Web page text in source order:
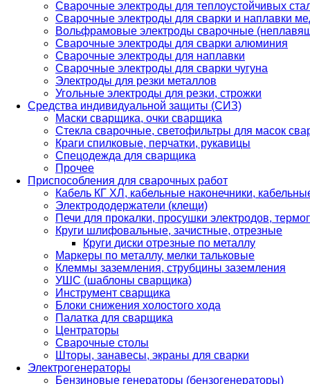
Сварочные электроды для теплоустойчивых
Сварочные электроды для сварки и наплавки
Вольфрамовые электроды сварочные
Сварочные электроды для сварки алюминия
Сварочные электроды для наплавки
Сварочные электроды для сварки чугуна
Электроды для резки металлов
Угольные электроды для резки, строжки
Средства индивидуальной защиты (СИЗ)
Маски сварщика, очки сварщика
Стекла сварочные, светофильтры для масок
Краги спилковые, перчатки, рукавицы
Спецодежда для сварщика
Прочее
Приспособления для сварочных работ
Кабель КГ ХЛ, кабельные наконечники,
Электрододержатели (клещи)
Печи для прокалки, просушки электродов,
Круги шлифовальные, зачистные, отрезные
Круги диски отрезные по металлу
Маркеры по металлу, мелки тальковые
Клеммы заземления, струбцины заземления
УШС (шаблоны сварщика)
Инструмент сварщика
Блоки снижения холостого хода
Палатка для сварщика
Центраторы
Сварочные столы
Шторы, занавесы, экраны для сварки
Электрогенераторы
Бензиновые генераторы (бензогенераторы)